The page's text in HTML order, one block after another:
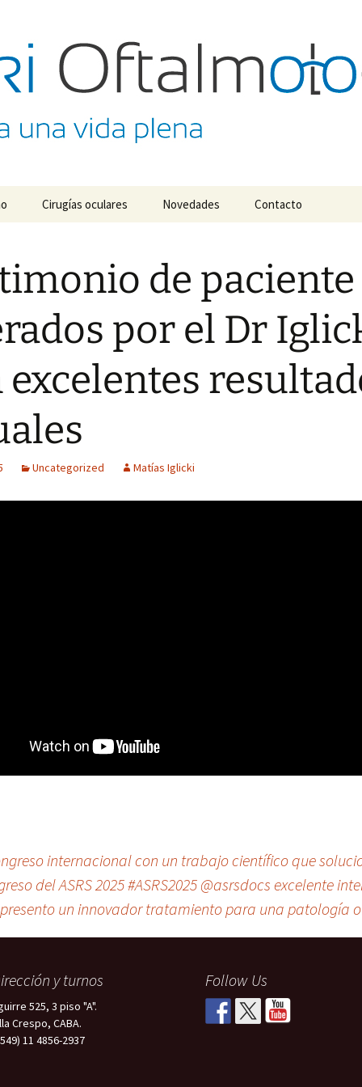
Dr.
Cirugías oculares Novedades Contacto
de paciente
por el Dr
excelentes
Uncategorized Matías Iglicki
internacional con un trabajo científico que
del ASRS 2025 #ASRS2025 @asrsdocs excelente
un innovador tratamiento para una
y turnos
525, 3 piso "A".
Crespo, CABA.
11 4856-2937
Follow Us